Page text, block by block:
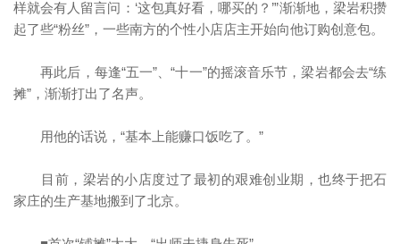
样就会有人留言问：‘这包真好看，哪买的？’”渐渐地，梁岩积攒
起了些“粉丝”，一些南方的个性小店店主开始向他订购创意包。
再此后，每逢“五一”、“十一”的摇滚音乐节，梁岩都会去“练
摊”，渐渐打出了名声。
用他的话说，“基本上能赚口饭吃了。”
目前，梁岩的小店度过了最初的艰难创业期，也终于把石
家庄的生产基地搬到了北京。